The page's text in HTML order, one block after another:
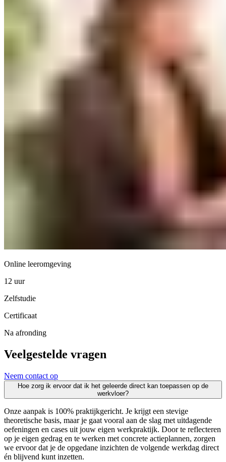
Online leeromgeving
12 uur
Zelfstudie
Certificaat
Na afronding
Veelgestelde vragen
Neem contact op
Hoe zorg ik ervoor dat ik het geleerde direct kan toepassen op de
werkvloer?
Onze aanpak is 100% praktijkgericht. Je krijgt een stevige
theoretische basis, maar je gaat vooral aan de slag met uitdagende
oefeningen en cases uit jouw eigen werkpraktijk. Door te reflecteren
op je eigen gedrag en te werken met concrete actieplannen, zorgen
we ervoor dat je de opgedane inzichten de volgende werkdag direct
én blijvend kunt inzetten.